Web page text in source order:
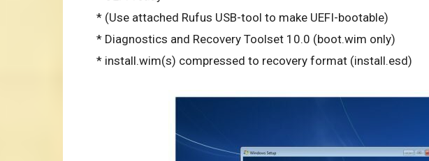
* (Use attached Rufus USB-tool to make UEFI-bootable)
* Diagnostics and Recovery Toolset 10.0 (boot.wim only)
* install.wim(s) compressed to recovery format (install.esd)